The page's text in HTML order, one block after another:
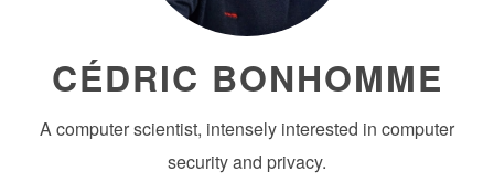
CÉDRIC BONHOMME
A computer scientist, intensely interested in computer
security and privacy.